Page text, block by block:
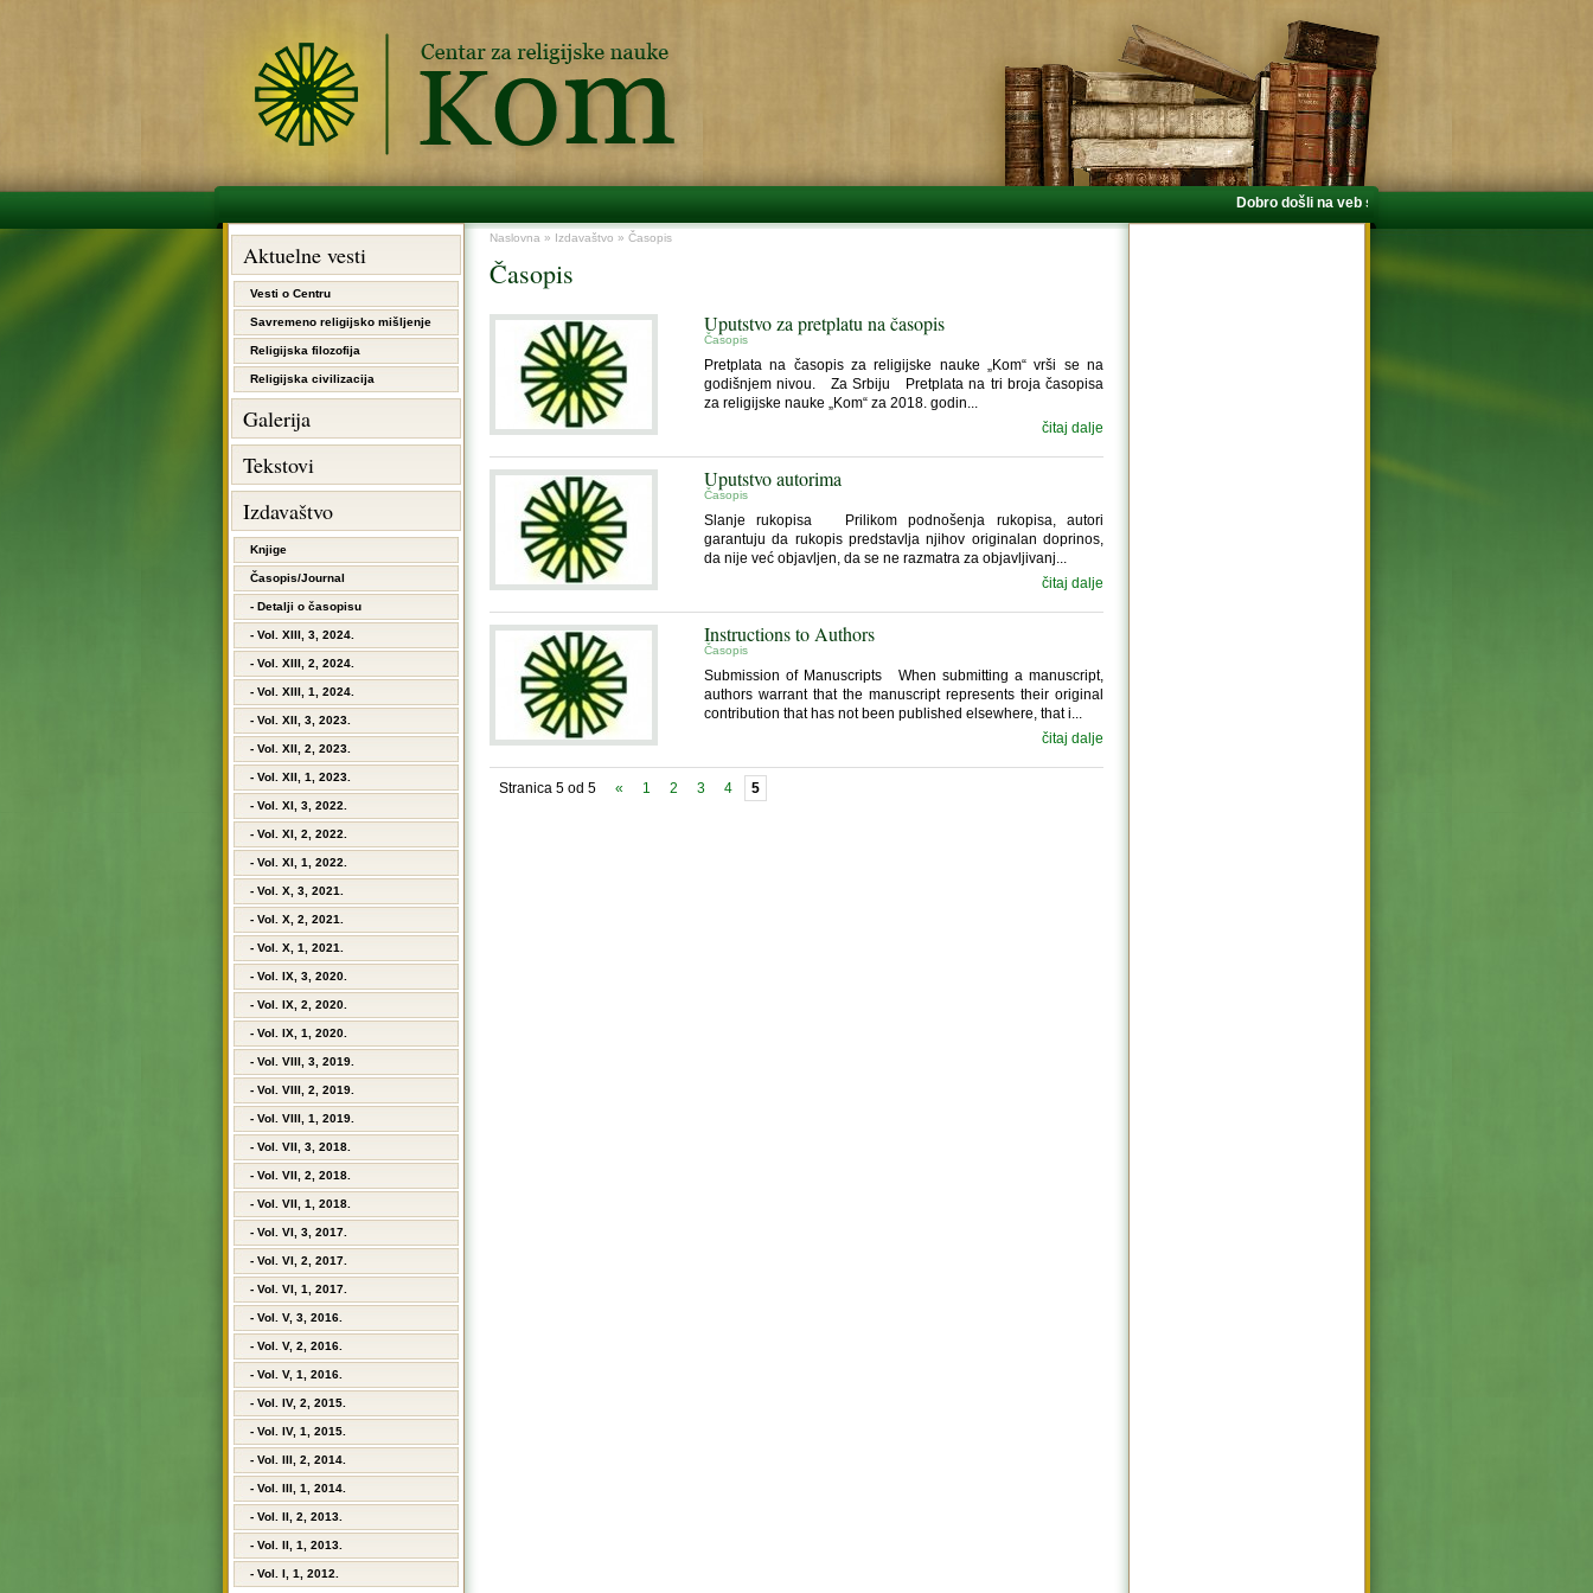
Dobro došli na veb stranicu Centra za religijske nauke
Aktuelne vesti
Vesti o Centru
Savremeno religijsko mišljenje
Religijska filozofija
Religijska civilizacija
Galerija
Tekstovi
Izdavaštvo
Knjige
Časopis/Journal
- Detalji o časopisu
- Vol. XIII, 3, 2024.
- Vol. XIII, 2, 2024.
- Vol. XIII, 1, 2024.
- Vol. XII, 3, 2023.
- Vol. XII, 2, 2023.
- Vol. XII, 1, 2023.
- Vol. XI, 3, 2022.
- Vol. XI, 2, 2022.
- Vol. XI, 1, 2022.
- Vol. X, 3, 2021.
- Vol. X, 2, 2021.
- Vol. X, 1, 2021.
- Vol. IX, 3, 2020.
- Vol. IX, 2, 2020.
- Vol. IX, 1, 2020.
- Vol. VIII, 3, 2019.
- Vol. VIII, 2, 2019.
- Vol. VIII, 1, 2019.
- Vol. VII, 3, 2018.
- Vol. VII, 2, 2018.
- Vol. VII, 1, 2018.
- Vol. VI, 3, 2017.
- Vol. VI, 2, 2017.
- Vol. VI, 1, 2017.
- Vol. V, 3, 2016.
- Vol. V, 2, 2016.
- Vol. V, 1, 2016.
- Vol. IV, 2, 2015.
- Vol. IV, 1, 2015.
- Vol. III, 2, 2014.
- Vol. III, 1, 2014.
- Vol. II, 2, 2013.
- Vol. II, 1, 2013.
- Vol. I, 1, 2012.
Naslovna » Izdavaštvo » Časopis
Časopis
Uputstvo za pretplatu na časopis
Časopis
Pretplata na časopis za religijske nauke „Kom“ vrši se na
godišnjem nivou. Za Srbiju Pretplata na tri broja časopisa
za religijske nauke „Kom“ za 2018. godin...
čitaj dalje
Uputstvo autorima
Časopis
Slanje rukopisa Prilikom podnošenja rukopisa, autori
garantuju da rukopis predstavlja njihov originalan doprinos,
da nije već objavljen, da se ne razmatra za objavljivanj...
čitaj dalje
Instructions to Authors
Časopis
Submission of Manuscripts When submitting a manuscript,
authors warrant that the manuscript represents their original
contribution that has not been published elsewhere, that i...
čitaj dalje
Stranica 5 od 5 « 1 2 3 4 5